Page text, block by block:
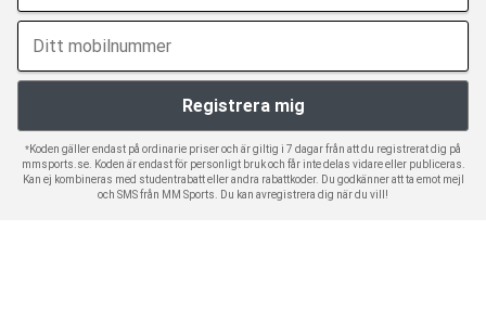
*Koden gäller endast på ordinarie priser och är giltig i 7 dagar från att du registrerat dig på
mmsports.se. Koden är endast för personligt bruk och får inte delas vidare eller publiceras.
Kan ej kombineras med studentrabatt eller andra rabattkoder. Du godkänner att ta emot mejl
och SMS från MM Sports. Du kan avregistrera dig när du vill!